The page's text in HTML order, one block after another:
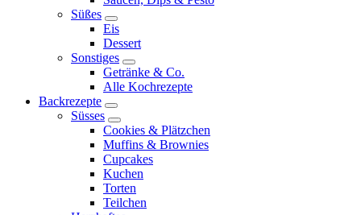
menu
Süßes
expand
child
menu
Eis
Dessert
Sonstiges
expand
child
menu
Getränke & Co.
Alle Kochrezepte
Backrezepte
expand
child
menu
Süsses
expand
child
menu
Cookies & Plätzchen
Muffins & Brownies
Cupcakes
Kuchen
Torten
Teilchen